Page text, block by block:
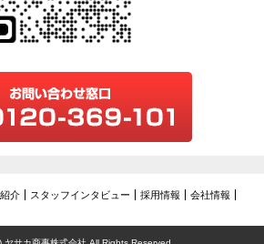
介 スタッフインタビュー 採用情報 会社情報